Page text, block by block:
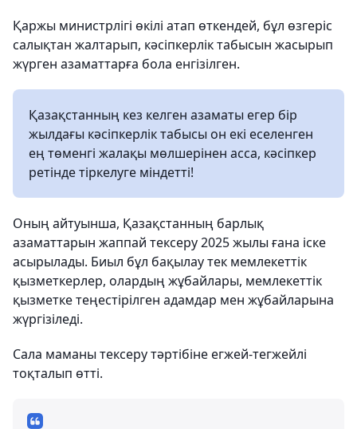
Қаржы министрлігі өкілі атап өткендей, бұл өзгеріс
салықтан жалтарып, кәсіпкерлік табысын жасырып
жүрген азаматтарға бола енгізілген.
Қазақстанның кез келген азаматы егер бір
жылдағы кәсіпкерлік табысы он екі еселенген
ең төменгі жалақы мөлшерінен асса, кәсіпкер
ретінде тіркелуге міндетті!
Оның айтуынша, Қазақстанның барлық
азаматтарын жаппай тексеру 2025 жылы ғана іске
асырылады. Биыл бұл бақылау тек мемлекеттік
қызметкерлер, олардың жұбайлары, мемлекеттік
қызметке теңестірілген адамдар мен жұбайларына
жүргізіледі.
Сала маманы тексеру тәртібіне егжей-тегжейлі
тоқталып өтті.